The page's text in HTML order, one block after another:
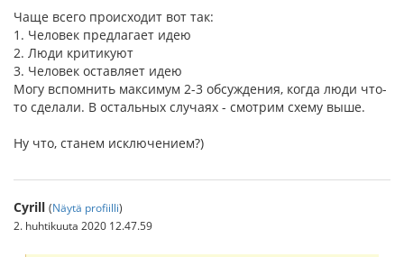
Чаще всего происходит вот так:
1. Человек предлагает идею
2. Люди критикуют
3. Человек оставляет идею
Могу вспомнить максимум 2-3 обсуждения, когда люди что-
то сделали. В остальных случаях - смотрим схему выше.
Ну что, станем исключением?)
Cyrill (Näytä profiilli)
2. huhtikuuta 2020 12.47.59